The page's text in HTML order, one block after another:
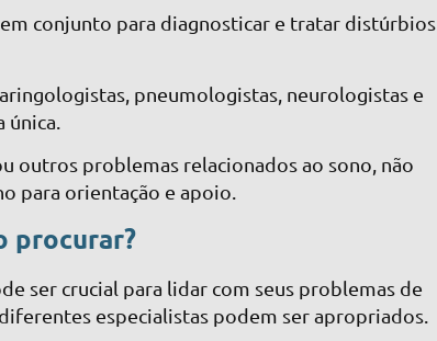
conjunto para diagnosticar e tratar distúrbios
pneumologistas, neurologistas e
outros problemas relacionados ao sono, não
para orientação e apoio.
procurar?
ser crucial para lidar com seus problemas de
especialistas podem ser apropriados.